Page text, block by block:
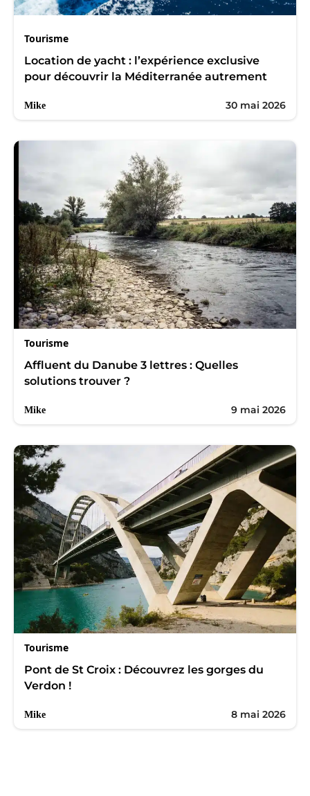
Tourisme
Location de yacht : l’expérience exclusive
pour découvrir la Méditerranée autrement
Mike 30 mai 2026
Tourisme
Affluent du Danube 3 lettres : Quelles
solutions trouver ?
Mike 9 mai 2026
Tourisme
Pont de St Croix : Découvrez les gorges du
Verdon !
Mike 8 mai 2026